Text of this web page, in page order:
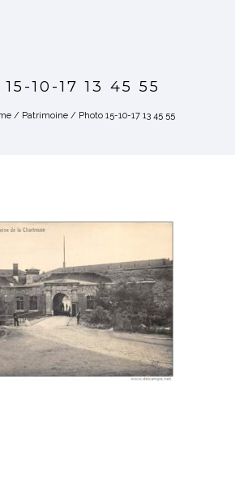
10-17 13 45 55
/ Patrimoine / Photo 15-10-17 13 45 55